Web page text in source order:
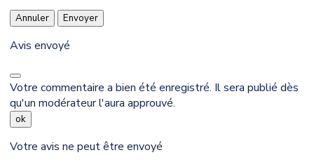
Annuler Envoyer
Avis envoyé
Votre commentaire a bien été enregistré. Il sera publié dès
qu'un modérateur l'aura approuvé.
ok
Votre avis ne peut être envoyé